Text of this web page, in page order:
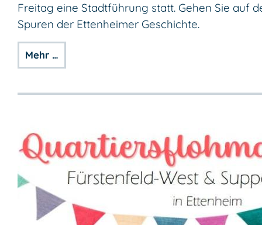
Freitag eine Stadtführung statt. Gehen Sie auf
Spuren der Ettenheimer Geschichte.
Mehr …